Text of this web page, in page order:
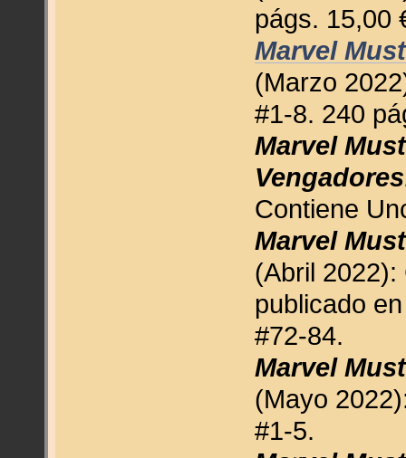
págs. 15,00
Marvel
(Marzo
#1-8. 240
Marvel
Contiene
Marvel
(Abril
publicado
#72-84.
Marvel
(Mayo
#1-5.